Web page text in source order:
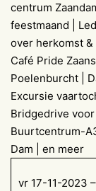
centrum
feestmaand |
over herkomst
Café Pride
Poelenburcht |
Excursie
Bridgedrive
Buurtcentrum-
Dam | en meer
vr 17-11-2023 –